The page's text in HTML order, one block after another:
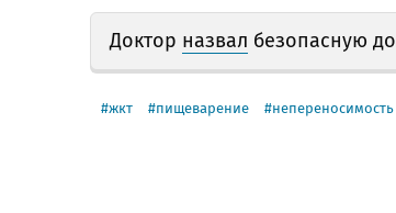
Доктор назвал безопасную
жкт пищеварение